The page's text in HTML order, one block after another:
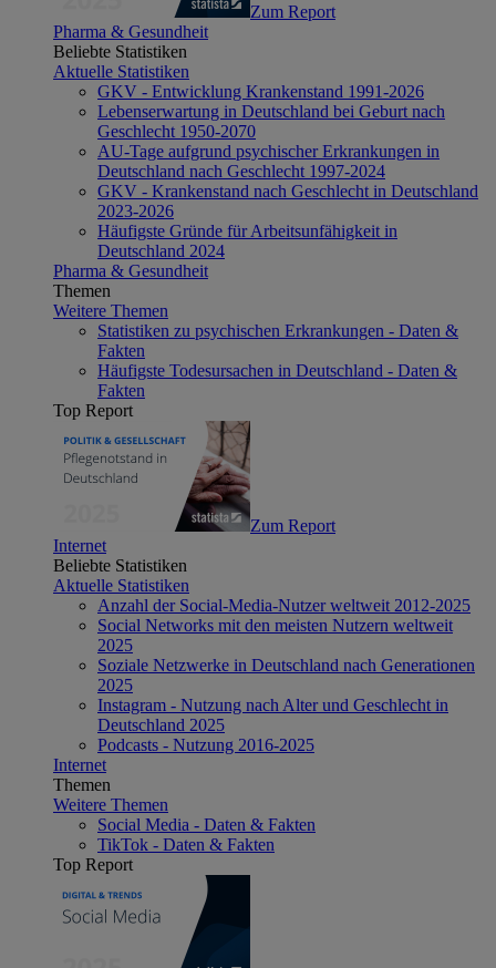
Zum Report
Pharma & Gesundheit
Beliebte Statistiken
Aktuelle Statistiken
GKV - Entwicklung Krankenstand 1991-2026
Lebenserwartung in Deutschland bei Geburt nach
Geschlecht 1950-2070
AU-Tage aufgrund psychischer Erkrankungen in
Deutschland nach Geschlecht 1997-2024
GKV - Krankenstand nach Geschlecht in Deutschland
2023-2026
Häufigste Gründe für Arbeitsunfähigkeit in
Deutschland 2024
Pharma & Gesundheit
Themen
Weitere Themen
Statistiken zu psychischen Erkrankungen - Daten &
Fakten
Häufigste Todesursachen in Deutschland - Daten &
Fakten
Top Report
Zum Report
Internet
Beliebte Statistiken
Aktuelle Statistiken
Anzahl der Social-Media-Nutzer weltweit 2012-2025
Social Networks mit den meisten Nutzern weltweit
2025
Soziale Netzwerke in Deutschland nach Generationen
2025
Instagram - Nutzung nach Alter und Geschlecht in
Deutschland 2025
Podcasts - Nutzung 2016-2025
Internet
Themen
Weitere Themen
Social Media - Daten & Fakten
TikTok - Daten & Fakten
Top Report